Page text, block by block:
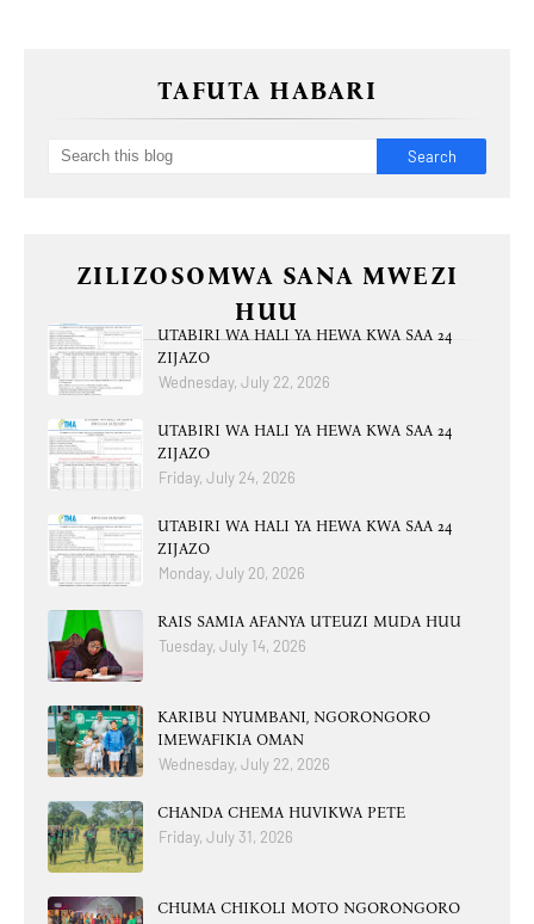
TAFUTA HABARI
ZILIZOSOMWA SANA MWEZI
HUU
UTABIRI WA HALI YA HEWA KWA SAA 24
ZIJAZO
Wednesday, July 22, 2026
UTABIRI WA HALI YA HEWA KWA SAA 24
ZIJAZO
Friday, July 24, 2026
UTABIRI WA HALI YA HEWA KWA SAA 24
ZIJAZO
Monday, July 20, 2026
RAIS SAMIA AFANYA UTEUZI MUDA HUU
Tuesday, July 14, 2026
KARIBU NYUMBANI, NGORONGORO
IMEWAFIKIA OMAN
Wednesday, July 22, 2026
CHANDA CHEMA HUVIKWA PETE
Friday, July 31, 2026
CHUMA CHIKOLI MOTO NGORONGORO